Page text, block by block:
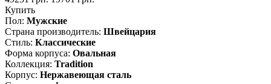
Купить
Пол: Мужские
Страна производитель: Швейцария
Стиль: Классические
Форма корпуса: Овальная
Коллекция: Tradition
Корпус: Нержавеющая cталь